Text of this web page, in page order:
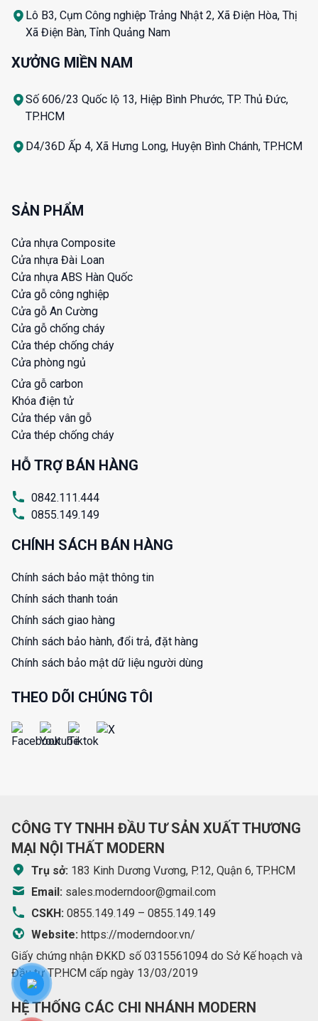
Lô B3, Cụm Công nghiệp Trảng Nhật 2, Xã Điện Hòa, Thị
Xã Điện Bàn, Tỉnh Quảng Nam
XƯỞNG MIỀN NAM
Số 606/23 Quốc lộ 13, Hiệp Bình Phước, TP. Thủ Đức,
TP.HCM
D4/36D Ấp 4, Xã Hưng Long, Huyện Bình Chánh, TP.HCM
SẢN PHẨM
Cửa nhựa Composite
Cửa nhựa Đài Loan
Cửa nhựa ABS Hàn Quốc
Cửa gỗ công nghiệp
Cửa gỗ An Cường
Cửa gỗ chống cháy
Cửa thép chống cháy
Cửa phòng ngủ
Cửa gỗ carbon
Khóa điện tử
Cửa thép vân gỗ
Cửa thép chống cháy
HỖ TRỢ BÁN HÀNG
0842.111.444
0855.149.149
CHÍNH SÁCH BÁN HÀNG
Chính sách bảo mật thông tin
Chính sách thanh toán
Chính sách giao hàng
Chính sách bảo hành, đổi trả, đặt hàng
Chính sách bảo mật dữ liệu người dùng
THEO DÕI CHÚNG TÔI
CÔNG TY TNHH ĐẦU TƯ SẢN XUẤT THƯƠNG
MẠI NỘI THẤT MODERN
Trụ sở: 183 Kinh Dương Vương, P.12, Quận 6, TP.HCM
Email: sales.moderndoor@gmail.com
CSKH: 0855.149.149 – 0855.149.149
Website: https://moderndoor.vn/
Giấy chứng nhận ĐKKD số 0315561094 do Sở Kế hoạch và
Đầu tư TP.HCM cấp ngày 13/03/2019
HỆ THỐNG CÁC CHI NHÁNH MODERN